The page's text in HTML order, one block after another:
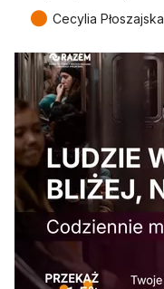
● Cecylia Płoszajska